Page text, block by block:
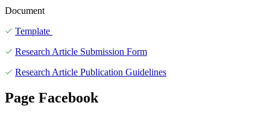
Document
Template
Research Article Submission Form
Research Article Publication Guidelines
Page Facebook